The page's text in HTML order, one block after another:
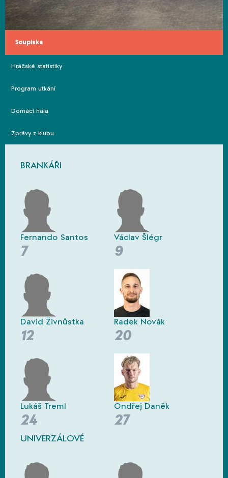
Soupiska
Hráčské statistiky
Program utkání
Domácí hala
Zprávy z klubu
BRANKÁŘI
Fernando Santos
7
Václav Šlégr
9
David Živnůstka
12
Radek Novák
20
Lukáš Treml
24
Ondřej Daněk
27
UNIVERZÁLOVÉ